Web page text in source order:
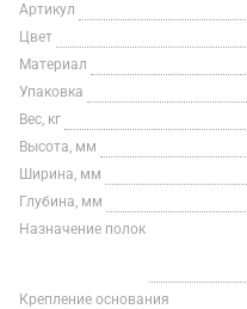
Артикул
Цвет
Материал
Упаковка
Вес, кг
Высота, мм
Ширина, мм
Глубина, мм
Назначение полок
Крепление основания